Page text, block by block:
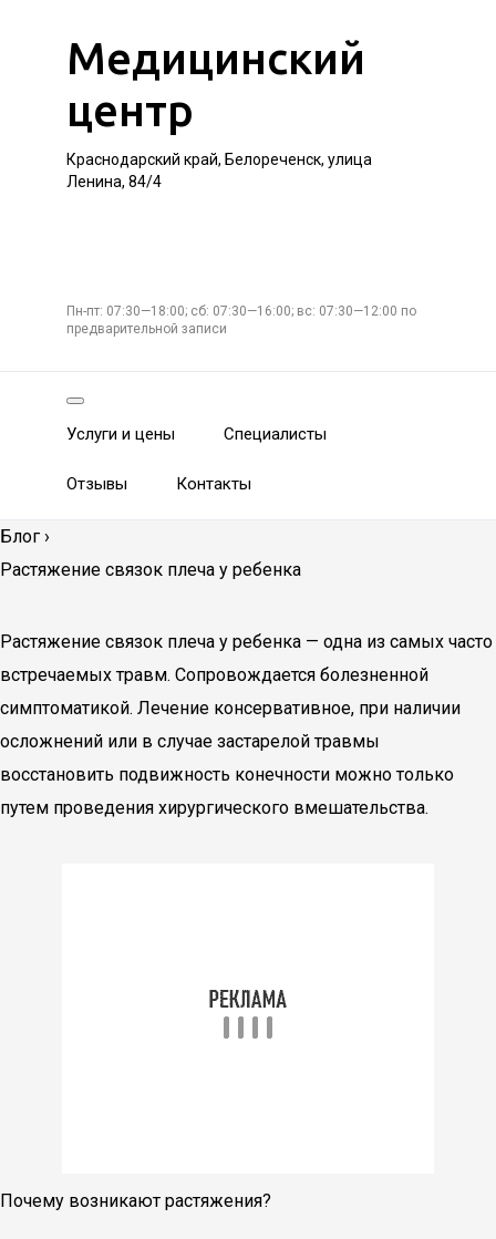
Медицинский
центр
Краснодарский край, Белореченск, улица
Ленина, 84/4
Пн-пт: 07:30—18:00; сб: 07:30—16:00; вс: 07:30—12:00 по
предварительной записи
Услуги и цены Специалисты
Отзывы Контакты
Блог ›
Растяжение связок плеча у ребенка
Растяжение связок плеча у ребенка — одна из самых часто
встречаемых травм. Сопровождается болезненной
симптоматикой. Лечение консервативное, при наличии
осложнений или в случае застарелой травмы
восстановить подвижность конечности можно только
путем проведения хирургического вмешательства.
Почему возникают растяжения?